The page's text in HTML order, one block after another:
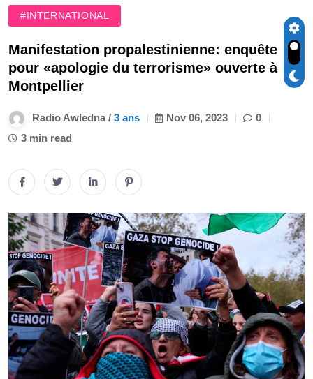
#INTERNATIONAL
Manifestation propalestinienne: enquête
pour «apologie du terrorisme» ouverte à
Montpellier
Radio Awledna / 3 ans Nov 06, 2023
0
3 min read